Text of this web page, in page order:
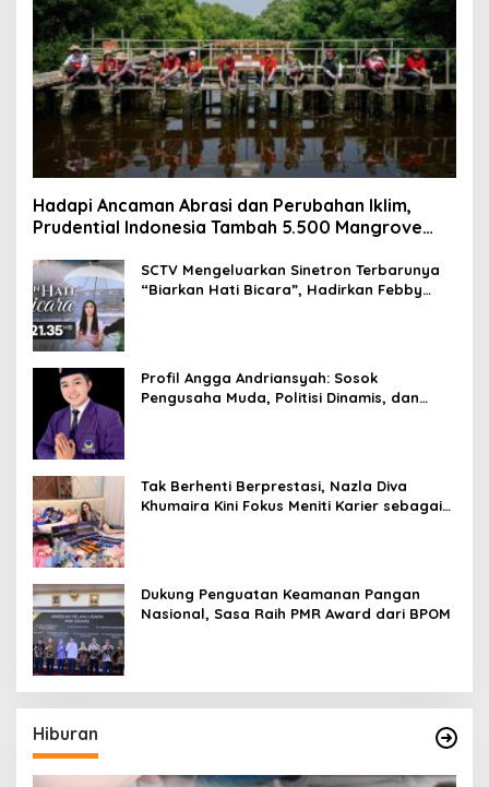
Hadapi Ancaman Abrasi dan Perubahan Iklim,
Prudential Indonesia Tambah 5.500 Mangrove
SCTV Mengeluarkan Sinetron Terbarunya
“Biarkan Hati Bicara”, Hadirkan Febby
Profil Angga Andriansyah: Sosok
Pengusaha Muda, Politisi Dinamis, dan
Tak Berhenti Berprestasi, Nazla Diva
Khumaira Kini Fokus Meniti Karier sebagai
Dukung Penguatan Keamanan Pangan
Nasional, Sasa Raih PMR Award dari BPOM
Hiburan